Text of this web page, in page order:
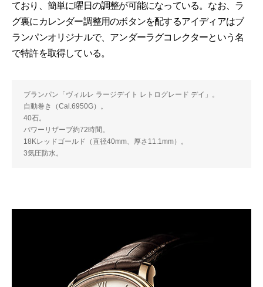
ており、簡単に曜日の調整が可能になっている。なお、ラ
グ裏にカレンダー調整用のボタンを配するアイディアはブ
ランパンオリジナルで、アンダーラグコレクターという名
で特許を取得している。
ブランパン「ヴィルレ ラージデイト レトログレード デイ」。
自動巻き（Cal.6950G）。
40石。
パワーリザーブ約72時間。
18Kレッドゴールド（直径40mm、厚さ11.1mm）。
3気圧防水。